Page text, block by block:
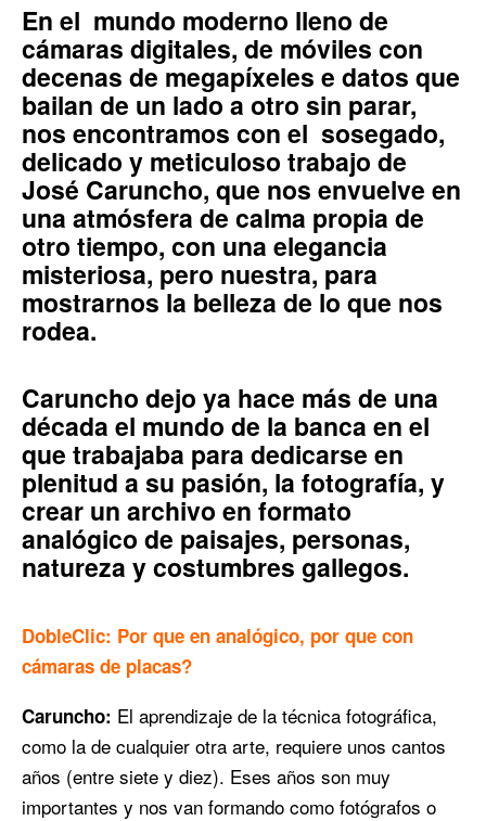
En el mundo moderno lleno de
cámaras digitales, de móviles con
decenas de megapíxeles e datos que
bailan de un lado a otro sin parar,
nos encontramos con el sosegado,
delicado y meticuloso trabajo de
José Caruncho, que nos envuelve en
una atmósfera de calma propia de
otro tiempo, con una elegancia
misteriosa, pero nuestra, para
mostrarnos la belleza de lo que nos
rodea.
Caruncho dejo ya hace más de una
década el mundo de la banca en el
que trabajaba para dedicarse en
plenitud a su pasión, la fotografía, y
crear un archivo en formato
analógico de paisajes, personas,
natureza y costumbres gallegos.
DobleClic: Por que en analógico, por que con
cámaras de placas?
Caruncho: El aprendizaje de la técnica fotográfica,
como la de cualquier otra arte, requiere unos cantos
años (entre siete y diez). Eses años son muy
importantes y nos van formando como fotógrafos o